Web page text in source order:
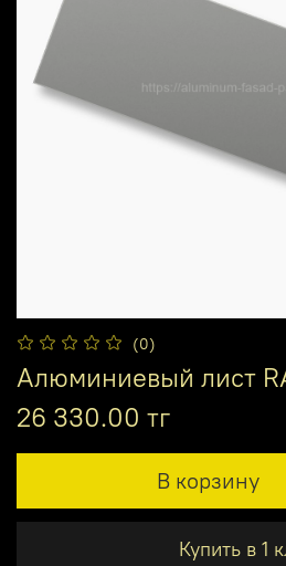
(0)
Алюминиевый лист
26 330.00 тг
В корзину
Купить в 1